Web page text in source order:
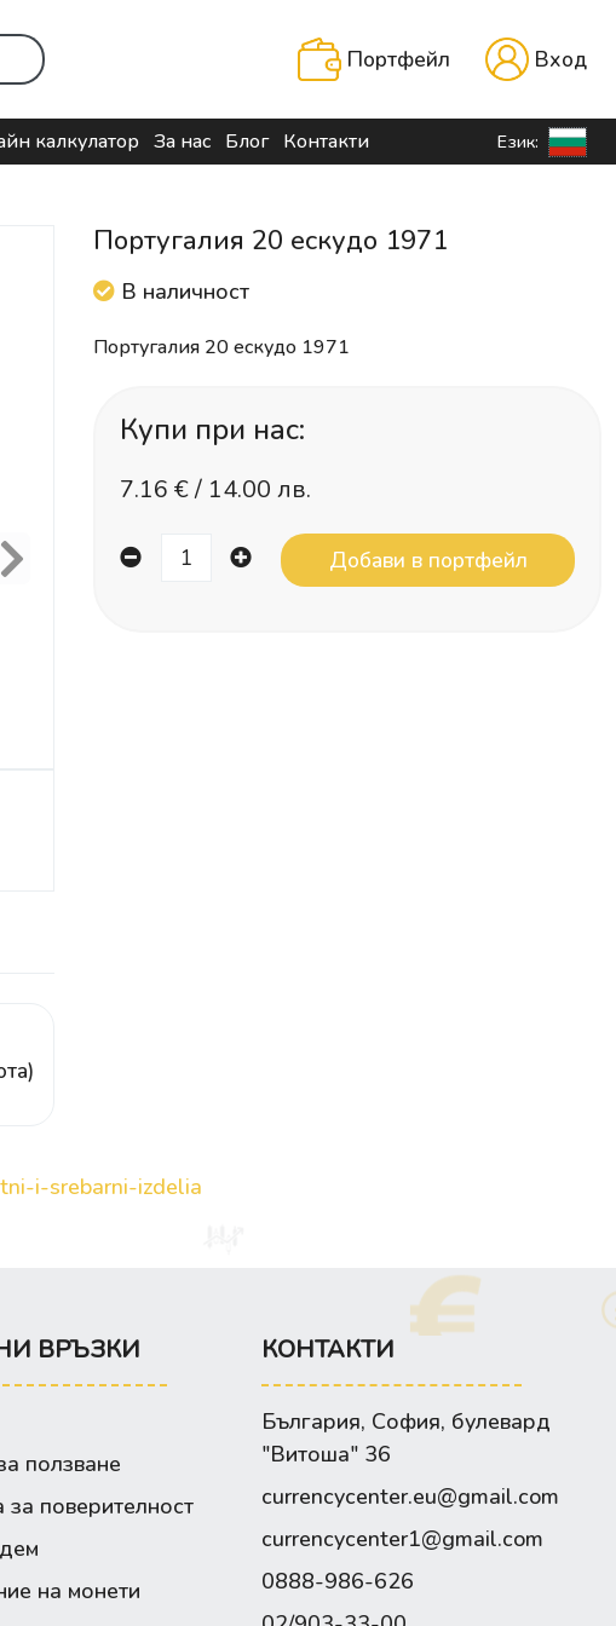
Портфейл Вход
калкулатор За нас Блог Контакти Език:
Next
Португалия 20 ескудо 1971
В наличност
Португалия 20 ескудо 1971
Купи при нас:
7.16 € / 14.00 лв.
i-srebarni-izdelia
ВРЪЗКИ
ползване
за поверителност
на монети
КОНТАКТИ
България, София, булевард
"Витоша" 36
currencycenter.eu@gmail.com
currencycenter1@gmail.com
0888-986-626